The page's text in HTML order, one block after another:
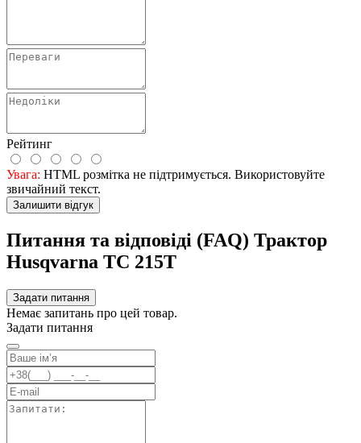
Рейтинг
Увага: HTML розмітка не підтримується. Використовуйте
звичайний текст.
Залишити відгук
Питання та відповіді (FAQ) Трактор
Husqvarna TС 215T
Задати питання
Немає запитань про цей товар.
Задати питання